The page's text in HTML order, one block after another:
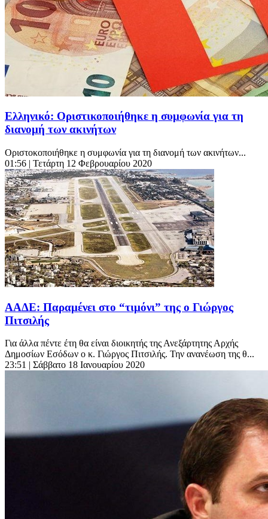
Ελληνικό: Οριστικοποιήθηκε η συμφωνία για τη
διανομή των ακινήτων
Οριστοκοποιήθηκε η συμφωνία για τη διανομή των ακινήτων...
01:56 | Τετάρτη 12 Φεβρουαρίου 2020
ΑΑΔΕ: Παραμένει στο “τιμόνι” της ο Γιώργος
Πιτσιλής
Για άλλα πέντε έτη θα είναι διοικητής της Ανεξάρτητης Αρχής
Δημοσίων Εσόδων ο κ. Γιώργος Πιτσιλής. Την ανανέωση της θ...
23:51 | Σάββατο 18 Ιανουαρίου 2020